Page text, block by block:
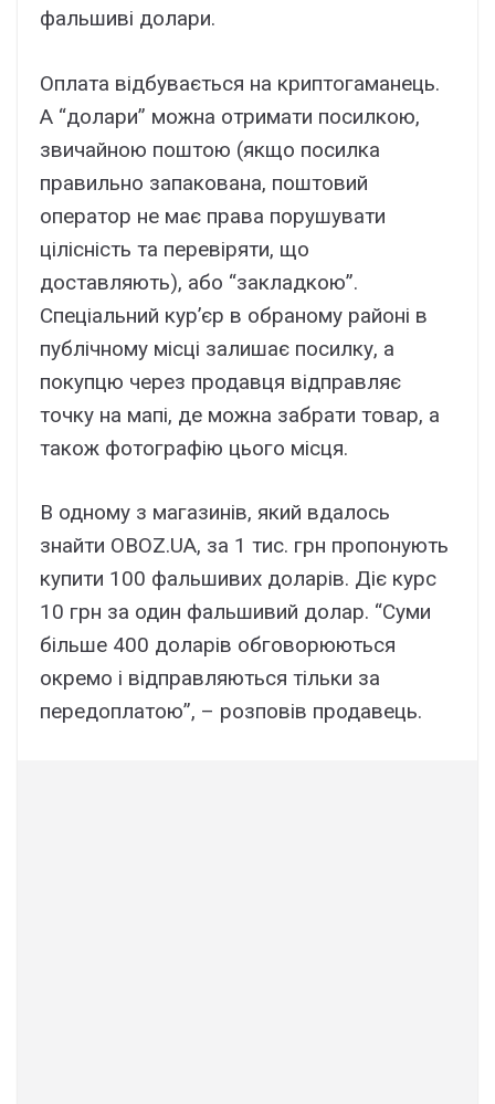
фальшиві долари.
Оплата відбувається на криптогаманець.
А “долари” можна отримати посилкою,
звичайною поштою (якщо посилка
правильно запакована, поштовий
оператор не має права порушувати
цілісність та перевіряти, що
доставляють), або “закладкою”.
Спеціальний кур’єр в обраному районі в
публічному місці залишає посилку, а
покупцю через продавця відправляє
точку на мапі, де можна забрати товар, а
також фотографію цього місця.
В одному з магазинів, який вдалось
знайти OBOZ.UA, за 1 тис. грн пропонують
купити 100 фальшивих доларів. Діє курс
10 грн за один фальшивий долар. “Суми
більше 400 доларів обговорюються
окремо і відправляються тільки за
передоплатою”, – розповів продавець.